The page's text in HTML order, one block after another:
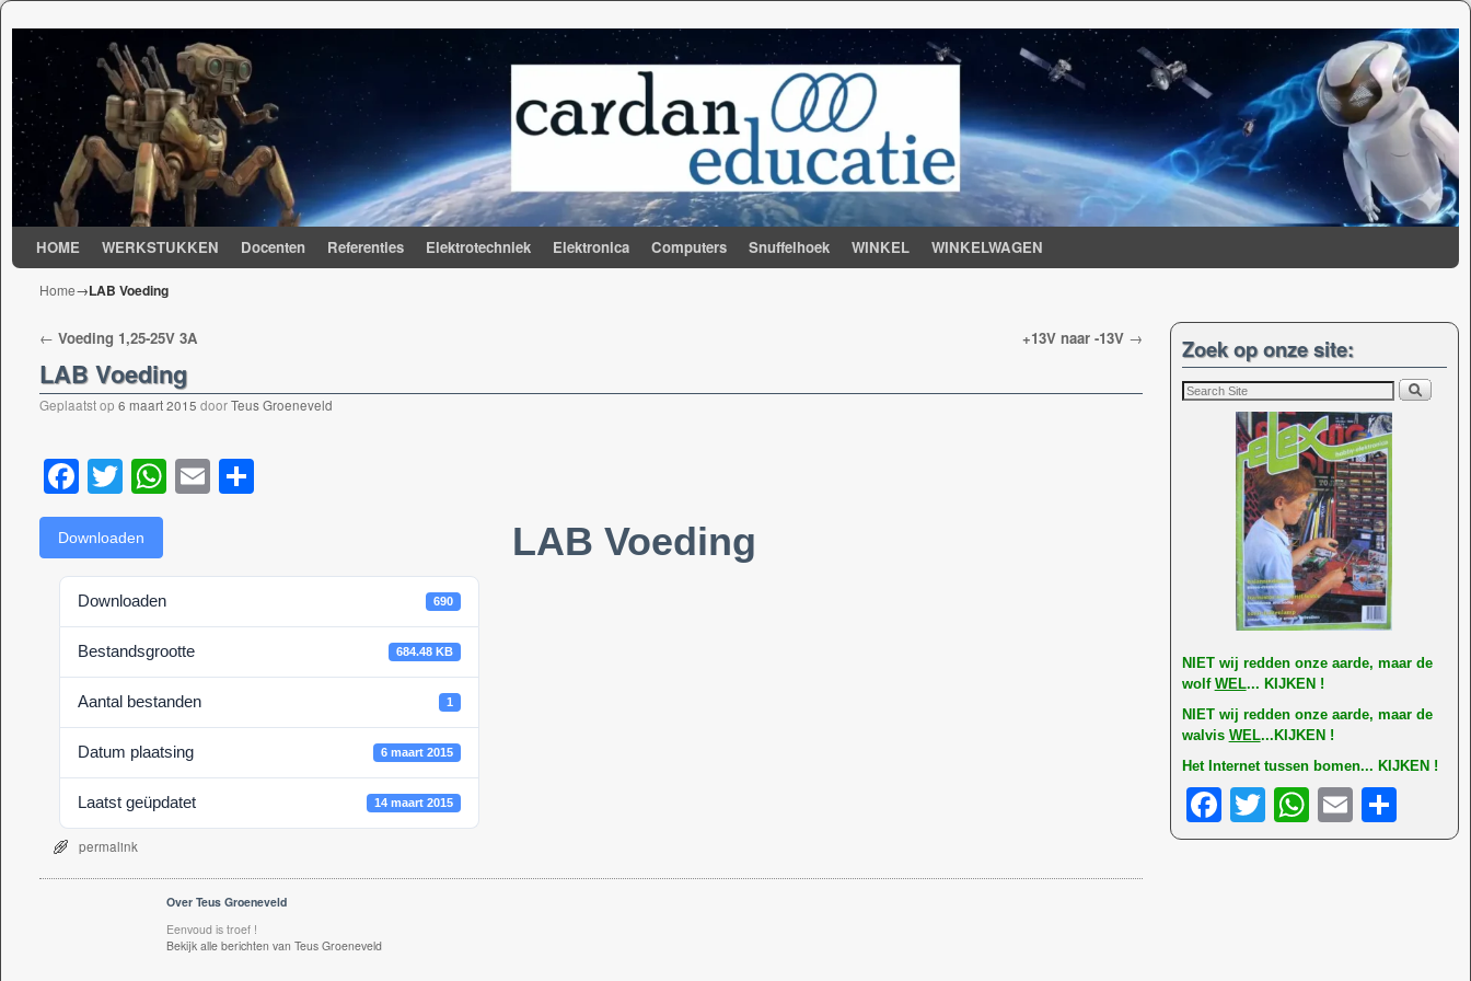
HOME WERKSTUKKEN Docenten Referenties Elektrotechniek Elektronica Computers Snuffelhoek WINKEL WINKELWAGEN
Home→LAB Voeding
Berichtnavigatie
← Voeding 1,25-25V 3A +13V naar -13V →
LAB Voeding
Geplaatst op 6 maart 2015 doorTeus Groeneveld
F
a
c
e
b
o
o
k
T
wi
tt
er
W
s
A
p
p
E
n
Downloaden
Downloaden 690
Bestandsgrootte 684.48 KB
Aantal bestanden 1
Datum plaatsing 6 maart 2015
Laatst geüpdatet 14 maart 2015
LAB Voeding
permalink
Over Teus Groeneveld
Eenvoud is troef !
Bekijk alle berichten van Teus Groeneveld
Zoek op onze site:
NIET wij redden onze aarde, maar de
wolf WEL... KIJKEN !
NIET wij redden onze aarde, maar de
walvis WEL...KIJKEN !
Het Internet tussen bomen... KIJKEN !
F
a
T
wi
W
h
E
m el